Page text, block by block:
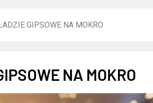
GIPSOWE NA MOKRO
NA MOKRO